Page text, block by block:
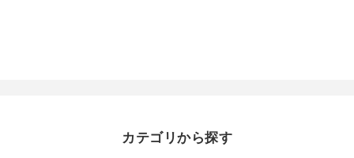
カテゴリから探す